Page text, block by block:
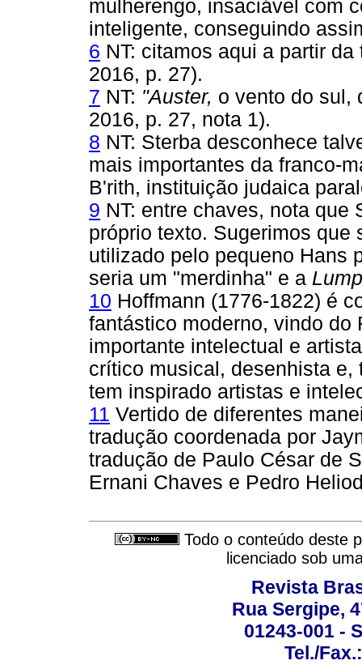
mulherengo, insaciável com
inteligente, conseguindo
6 NT: citamos aqui a partir
2016, p. 27).
7 NT: "Auster, o vento do sul,
2016, p. 27, nota 1).
8 NT: Sterba desconhece
mais importantes da franco-
B'rith, instituição judaica
9 NT: entre chaves, nota que
próprio texto. Sugerimos que
utilizado pelo pequeno Hans
seria um "merdinha" e a
10 Hoffmann (1776-1822) é
fantástico moderno, vindo do
importante intelectual e
crítico musical, desenhista e,
tem inspirado artistas e
11 Vertido de diferentes
tradução coordenada por
tradução de Paulo César de
Ernani Chaves e Pedro
Todo o conteúdo deste
licenciado sob
Revista
Rua Sergipe,
01243-001 -
Tel./